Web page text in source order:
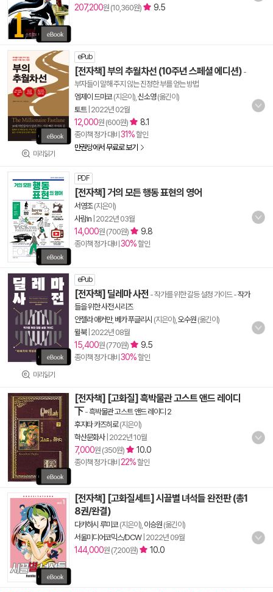
207,200원 (10,360원) 9.5
미리읽기
ePub
[전자책] 부의 추월차선 (10주년 스페셜 에디션) -
부자들이 말해 주지 않는 진정한 부를 얻는 방법
엠제이 드마코(지은이), 신소영(옮긴이)
토트| 2022년 02월
12,000원 (600원) 8.1
종이책 정가 대비 31%할인
만권당에서 무료로 보기
PDF
[전자책] 거의 모든 행동 표현의 영어
서영조(지은이)
사람in 2022년 03월
14,000원 (700원) 9.8
종이책 정가 대비 30%할인
미리읽기
ePub
[전자책] 딜레마 사전 - 작가를 위한 갈등 설정 가이드-작가
들을 위한 사전 시리즈
안젤라 애커만, 베카 푸글리시 (지은이), 오수원 (옮긴이)
윌북| 2022년 08월
15,400원 (770원) 9.5
종이책 정가 대비 30%할인
[전자책] [고화질] 흑박물관 고스트 앤드 레이디
下 -흑박물관 고스트 앤드 레이디 2
후지타 카즈히로(지은이)
학산문화사| 2022년 10월
7,000원 (350원) 10.0
종이책 정가 대비 22%할인
[전자책] [고화질세트] 시끌별 녀석들 완전판 (총1
8권/완결)
다카하시 루미코(지은이), 이승원 (옮긴이)
서울미디어코믹스/DCW| 2022년 09월
144,000원 (7,200원) 10.0